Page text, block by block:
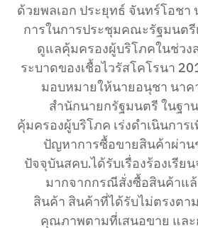
ด้วยพลเอก ประยุทธ์ จันทร์โอชา
การในการประชุมคณะรัฐมนตรี
ดูแลคุ้มครองผู้บริโภคในช่ว
ระบาดของเชื้อไวรัสโคโรนา
มอบหมายให้นายอนุชา นาค
สำนักนายกรัฐมนตรี ในฐา
คุ้มครองผู้บริโภค เร่งดำเนินการ
ปัญหาการซื้อขายสินค้าผ่าน
ปัจจุบันสคบ.ได้รับเรื่องร้องเรี
มากจากกรณีสั่งซื้อสินค้าแ
สินค้า สินค้าที่ได้รับไม่ตรงตา
คุณภาพตามที่เสนอขาย แล